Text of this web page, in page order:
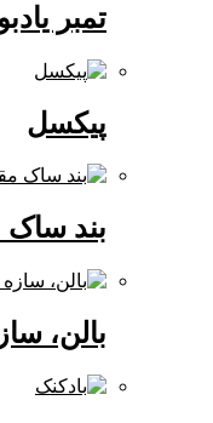
تمبر یادبود
بند ساک مقوایی
بالن، سازه های